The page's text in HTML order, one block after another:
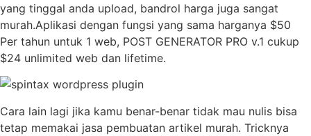
yang tinggal anda upload, bandrol harga juga sangat
murah.Aplikasi dengan fungsi yang sama harganya $50
Per tahun untuk 1 web, POST GENERATOR PRO v.1 cukup
$24 unlimited web dan lifetime.
Cara lain lagi jika kamu benar-benar tidak mau nulis bisa
tetap memakai jasa pembuatan artikel murah. Tricknya